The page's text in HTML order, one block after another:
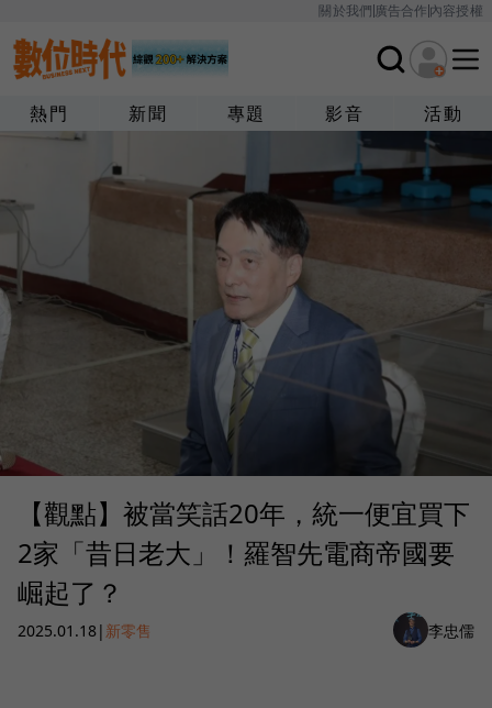
關於我們廣告合作內容授權
熱門 新聞 專題 影音 活動
【觀點】被當笑話20年，統一便宜買下
2家「昔日老大」！羅智先電商帝國要
崛起了？
2025.01.18| 新零售 李忠儒